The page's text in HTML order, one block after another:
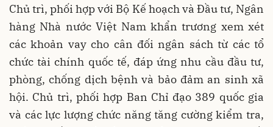
Chủ trì, phối hợp với Bộ Kế hoạch và Đầu tư, Ngân
hàng Nhà nước Việt Nam khẩn trương xem xét
các khoản vay cho cân đối ngân sách từ các tổ
chức tài chính quốc tế, đáp ứng nhu cầu đầu tư,
phòng, chống dịch bệnh và bảo đảm an sinh xã
hội. Chủ trì, phối hợp Ban Chỉ đạo 389 quốc gia
và các lực lượng chức năng tăng cường kiểm tra,